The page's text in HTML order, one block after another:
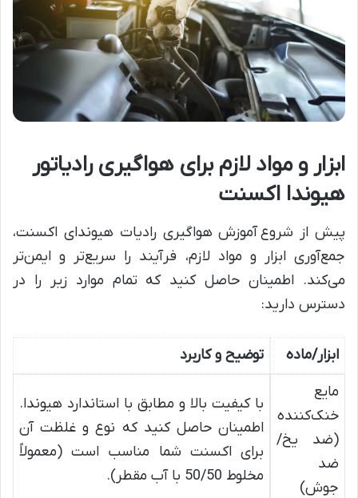
ابزار و مواد لازم برای هواگیری رادیاتور
هیوندا اکسنت
پیش از شروع آموزش هواگیری رادیات هیوندای اکسنت،
جمع‌آوری ابزار و مواد لازم، فرآیند را سریع‌تر و ایمن‌تر
می‌کند. اطمینان حاصل کنید که تمام موارد زیر را در
دسترس دارید:
ابزار/ماده
توضیح و کاربرد
مایع
خنک‌کننده
(ضد یخ/
ضد
جوش)
با کیفیت بالا و مطابق با استاندارد هیوندا.
اطمینان حاصل کنید که نوع و غلظت آن
برای اکسنت شما مناسب است (معمولاً
مخلوط 50/50 با آب مقطر).